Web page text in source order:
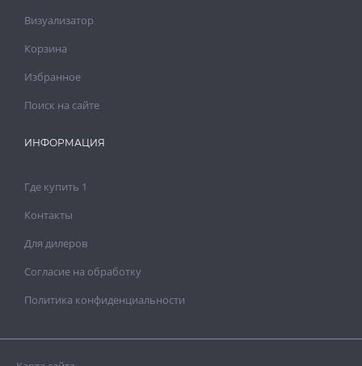
Визуализатор
Корзина
Избранное
Поиск на сайте
ИНФОРМАЦИЯ
Где купить 1
Контакты
Для дилеров
Согласие на обработку
Политика конфиденциальности